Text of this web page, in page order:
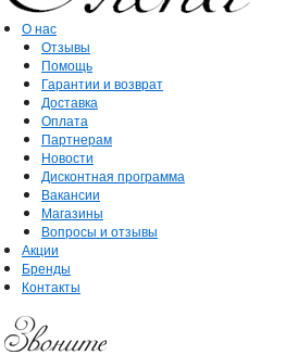
О нас
Отзывы
Помощь
Гарантии и возврат
Доставка
Оплата
Партнерам
Новости
Дисконтная программа
Вакансии
Магазины
Вопросы и отзывы
Акции
Бренды
Контакты